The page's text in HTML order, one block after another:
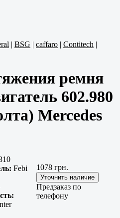
| BSG | caffaro | Contitech |
ремня
602.980
Mercedes
Febi
1078 грн.
Предзаказ по
телефону